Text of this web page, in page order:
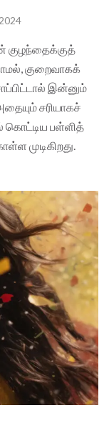
குழந்தைக்குத்
குறைவாகக்
இன்னும்
சரியாகச்
கொட்டிய பள்ளித்
முடிகிறது.